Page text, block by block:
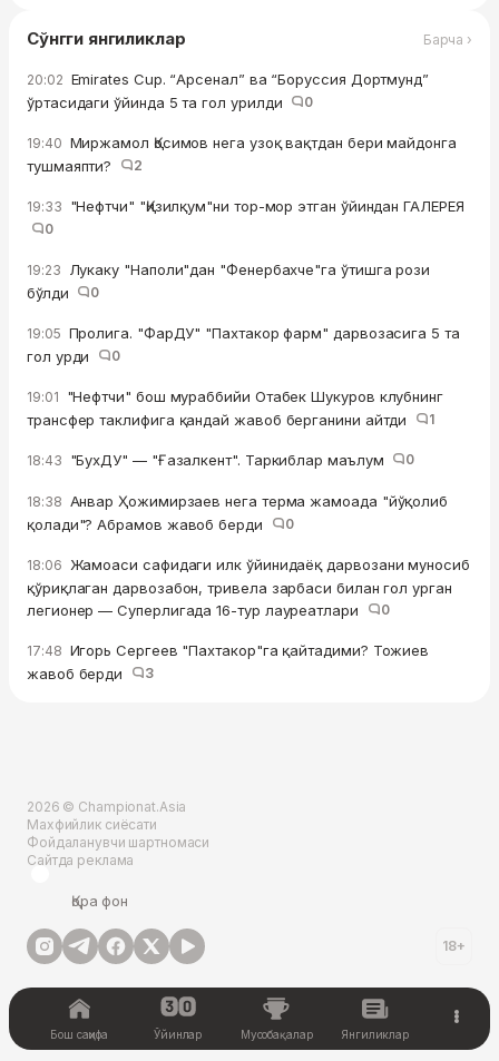
Сўнгги янгиликлар Барча ›
20:02 Emirates Cup. “Арсенал” ва “Боруссия Дортмунд”
ўртасидаги ўйинда 5 та гол урилди
0
19:40 Миржамол Қосимов нега узоқ вақтдан бери майдонга
тушмаяпти?
2
19:33 "Нефтчи" "Қизилқум"ни тор-мор этган ўйиндан ГАЛЕРЕЯ
0
19:23 Лукаку "Наполи"дан "Фенербахче"га ўтишга рози
бўлди
0
19:05 Пролига. "ФарДУ" "Пахтакор фарм" дарвозасига 5 та
гол урди
0
19:01 "Нефтчи" бош мураббийи Отабек Шукуров клубнинг
трансфер таклифига қандай жавоб берганини айтди
1
18:43 "БухДУ" — "Ғазалкент". Таркиблар маълум 0
18:38 Анвар Ҳожимирзаев нега терма жамоада "йўқолиб
қолади"? Абрамов жавоб берди
0
18:06 Жамоаси сафидаги илк ўйинидаёқ дарвозани муносиб
қўриқлаган дарвозабон, тривела зарбаси билан гол урган
легионер — Суперлигада 16-тур лауреатлари
0
17:48 Игорь Сергеев "Пахтакор"га қайтадими? Тожиев
жавоб берди
3
2026 © Championat.Asia
Махфийлик сиёсати
Фойдаланувчи шартномаси
Сайтда реклама
Қора фон
18+
Бош саҳифа Ўйинлар Мусобақалар Янгиликлар